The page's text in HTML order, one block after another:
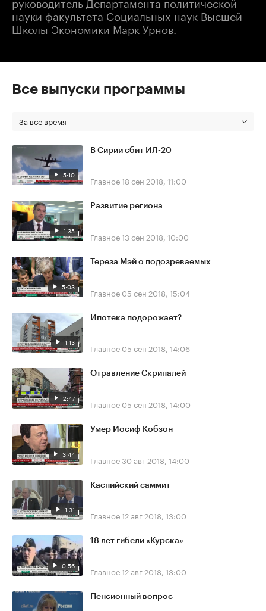
науки факультета Социальных наук Высшей
Школы Экономики Марк Урнов.
Все выпуски программы
За все время
5:10
В Сирии сбит ИЛ-20
Главное18 сен 2018, 11:00
1:35
Развитие региона
Главное13 сен 2018, 10:00
5:03
Тереза Мэй о подозреваемых
Главное 05 сен 2018, 15:04
1:13
Ипотека подорожает?
Главное 05 сен 2018, 14:06
2:47
Отравление Скрипалей
Главное 05 сен 2018, 14:00
3:44
Умер Иосиф Кобзон
Главное30 авг 2018, 14:00
1:31
Каспийский саммит
Главное12 авг 2018, 13:00
0:56
18 лет гибели «Курска»
Главное12 авг 2018, 13:00
Пенсионный вопрос